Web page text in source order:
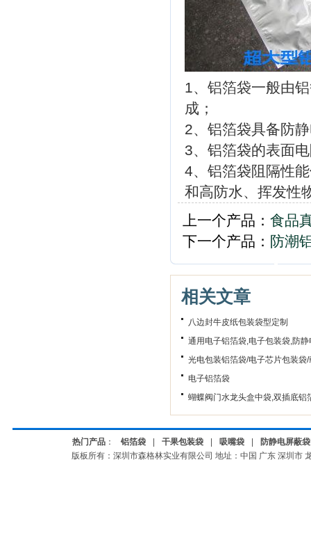
1、铝箔袋一般由
成；
2、铝箔袋具备防
3、铝箔袋的表面
4、铝箔袋阻隔性
和高防水、挥发性
上一个产品： 食品
下一个产品： 防潮
相关文章
八边封牛皮纸包装袋型定制
通用电子铝箔袋,电子包装袋,防静
光电包装铝箔袋/电子芯片包装袋
电子铝箔袋
蝴蝶阀门水龙头盒中袋,双插底铝
热门产品： 铝箔袋 干果包装袋 吸嘴袋
防静电屏蔽袋
版板所有：深圳市森格林实业有限公司 地址：中国 广东 深圳市